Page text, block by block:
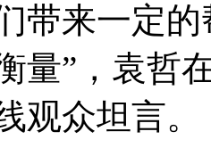
带来一定
量”，袁哲
观众坦言。